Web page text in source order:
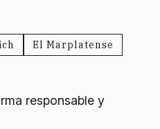
El Marplatense
responsable y